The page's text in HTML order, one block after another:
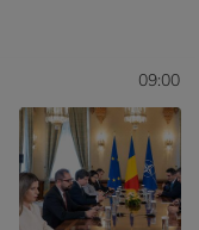
09:00